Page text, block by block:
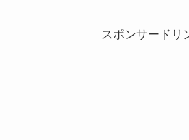
スポンサードリ